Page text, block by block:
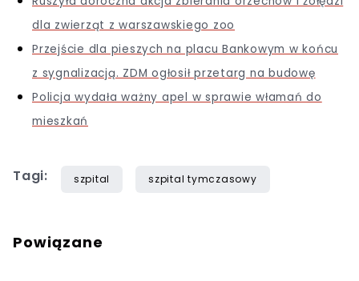
dla zwierząt z warszawskiego zoo
Przejście dla pieszych na placu Bankowym w końcu
z sygnalizacją. ZDM ogłosił przetarg na budowę
Policja wydała ważny apel w sprawie włamań do
mieszkań
Tagi: szpital szpital tymczasowy
Powiązane